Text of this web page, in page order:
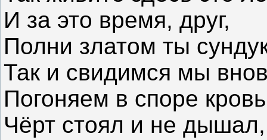
И за это время, друг,
Полни златом ты
Так и свидимся мы
Погоняем в споре
Чёрт стоял и не дышал,